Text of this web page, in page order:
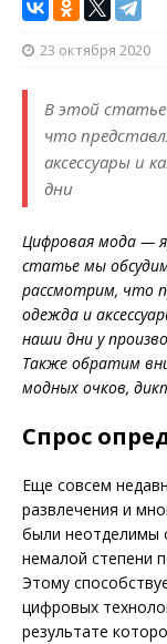
23 октября 2020
В этой статье
что
аксессуары и
дни
Цифровая мода —
статье мы
рассмотрим, что
одежда и
наши дни у
Также обратим
модных очков,
Спрос
Еще совсем
развлечения и
были неотделимы
немалой степени
Этому
цифровых
результате